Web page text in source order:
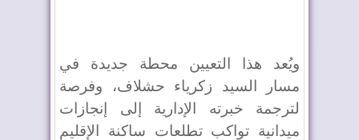
ويُعد هذا التعيين محطة جديدة في
مسار السيد زكرياء حشلاف، وفرصة
لترجمة خبرته الإدارية إلى إنجازات
ميدانية تواكب تطلعات ساكنة الإقليم